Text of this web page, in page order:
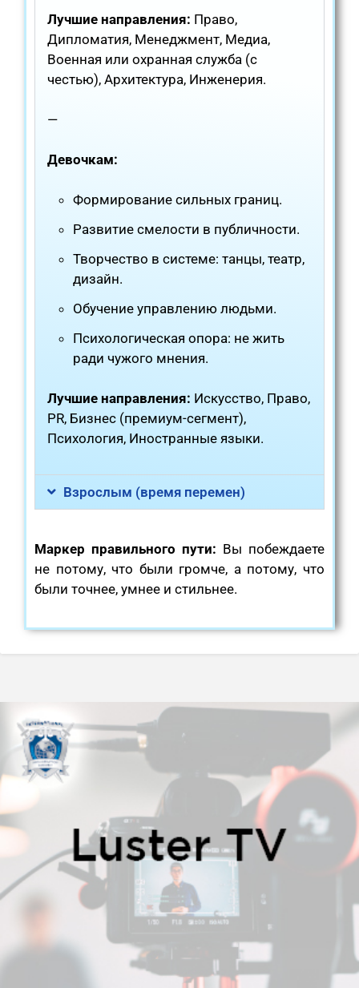
Лучшие направления: Право,
Дипломатия, Менеджмент, Медиа,
Военная или охранная служба (с
честью), Архитектура, Инженерия.
—
Девочкам:
Формирование сильных границ.
Развитие смелости в публичности.
Творчество в системе: танцы, театр,
дизайн.
Обучение управлению людьми.
Психологическая опора: не жить
ради чужого мнения.
Лучшие направления: Искусство, Право,
PR, Бизнес (премиум-сегмент),
Психология, Иностранные языки.
Взрослым (время перемен)
Маркер правильного пути: Вы побеждаете
не потому, что были громче, а потому, что
были точнее, умнее и стильнее.